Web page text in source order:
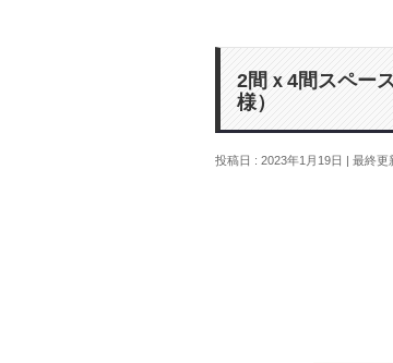
2間ｘ4間スペー
様）
投稿日 : 2023年1月19日 最終更